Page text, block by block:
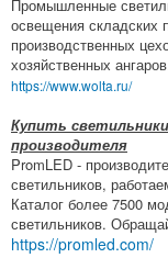
Промышленные
освещения складских
производственных
хозяйственных
https://www.wolta.ru/
Купить
производителя
PromLED -
светильников,
Каталог более 7500
светильников.
https://promled.com/